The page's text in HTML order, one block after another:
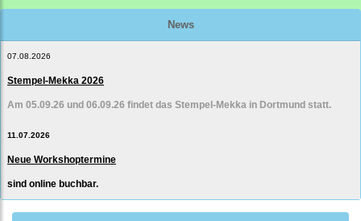
News
07.08.2026
Stempel-Mekka 2026
Am 05.09.26 und 06.09.26 findet das Stempel-Mekka in Dortmund statt.
11.07.2026
Neue Workshoptermine
sind online buchbar.